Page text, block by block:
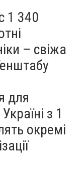
1 340
– свіжа
для
з 1
окремі